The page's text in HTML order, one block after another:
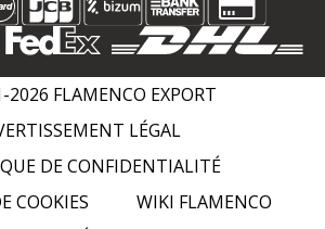
FLAMENCO EXPORT
LÉGAL
DE CONFIDENTIALITÉ
COOKIES
WIKI FLAMENCO